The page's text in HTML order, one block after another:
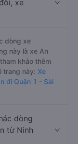
xe
dòng xe
này là xe An
khảo thêm
trang này: Xe
đi Quận 1 - Sài
dòng
từ Ninh